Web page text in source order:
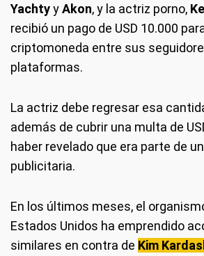
YachtyyAkon, y la actriz porno,
recibió un pago de USD 10.000
criptomoneda entre sus
plataformas.
La actriz debe regresar esa
además de cubrir una multa de
haber revelado que era parte de
publicitaria.
En los últimos meses, el
Estados Unidos ha emprendido
similares en contra de Kim